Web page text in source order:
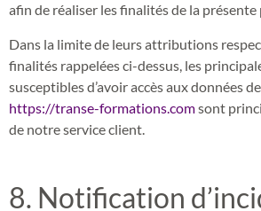
afin de réaliser les finalités de la
Dans la limite de leurs attributions
finalités rappelées ci-dessus, les
susceptibles d’avoir accès aux données
https://transe-formations.comsont
de notre service client.
8. Notification